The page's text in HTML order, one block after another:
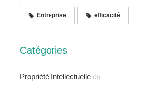
Entreprise efficacité
Catégories
Propriété Intellectuelle (3)